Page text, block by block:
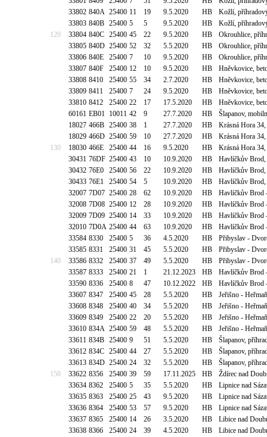
33802 840A 25400 11 19 9.5.2020 HB
Kožlí,
33803 840B 25400 5 5 9.5.2020 HB
Kožlí,
120
33804 840C 25400 45 22 9.5.2020 HB
Okrouhlice,
33805 840D 25400 52 32 5.5.2020 HB
Okrouhlice,
33806 840E 25400 7 10 9.5.2020 HB
Okrouhlice,
33807 840F 25400 12 10 9.5.2020 HB
Hněvkovice,
33808 8410 25400 55 34 2.7.2020 HB
Hněvkovice,
33809 8411 25400 7 24 9.5.2020 HB
Hněvkovice,
33810 8412 25400 22 17 17.5.2020 HB
Hněvkovice,
60161 EB01 10011 42 9 27.7.2020 HB
Šlapanov,
18027 466B 25400 38 1 27.7.2020 HB
Krásná Hora
18029 466D 25400 59 10 27.7.2020 HB
Krásná Hora
130
18030 466E 25400 44 16 9.5.2020 HB
Krásná Hora
30431 76DF 25400 43 10 10.9.2020 HB
Havlíčkův
30432 76E0 25400 56 22 10.9.2020 HB
Havlíčkův
30433 76E1 25400 54 5 10.9.2020 HB
Havlíčkův
32007 7D07 25400 28 62 10.9.2020 HB
Havlíčkův Brod
32008 7D08 25400 12 28 10.9.2020 HB
Havlíčkův Brod
32009 7D09 25400 14 33 10.9.2020 HB
Havlíčkův Brod
32010 7D0A 25400 44 63 10.9.2020 HB
Havlíčkův Brod
33584 8330 25400 5 36 4.5.2020 HB
Přibyslav -
33585 8331 25400 31 45 5.5.2020 HB
Přibyslav -
140
33586 8332 25400 37 49 5.5.2020 HB
Přibyslav -
33587 8333 25400 21 1 21.12.2023 HB
Havlíčkův Brod
33590 8336 25400 8 47 10.12.2022 HB
Havlíčkův Brod
33607 8347 25400 45 28 5.5.2020 HB
Jeřišno -
33608 8348 25400 40 34 5.5.2020 HB
Jeřišno -
33609 8349 25400 22 20 5.5.2020 HB
Jeřišno -
33610 834A 25400 59 48 5.5.2020 HB
Jeřišno -
33611 834B 25400 9 51 5.5.2020 HB
Šlapanov,
33612 834C 25400 44 27 5.5.2020 HB
Šlapanov,
33613 834D 25400 24 32 5.5.2020 HB
Šlapanov,
150
33622 8356 25400 39 59 17.11.2025 HB
Ždírec nad
33634 8362 25400 5 35 5.5.2020 HB
Lipnice nad
33635 8363 25400 25 43 9.5.2020 HB
Lipnice nad
33636 8364 25400 53 57 9.5.2020 HB
Lipnice nad
33637 8365 25400 14 26 3.5.2020 HB
Libice nad
33638 8366 25400 24 39 4.5.2020 HB
Libice nad